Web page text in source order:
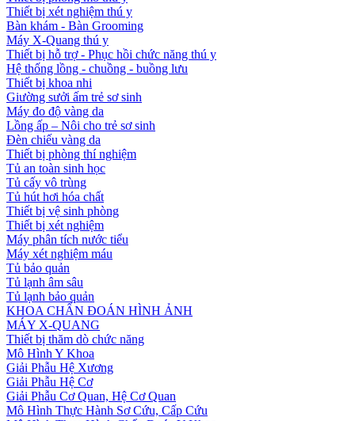
Thiết bị xét nghiệm thú y
Bàn khám - Bàn Grooming
Máy X-Quang thú y
Thiết bị hỗ trợ - Phục hồi chức năng thú y
Hệ thống lồng - chuồng - buồng lưu
Thiết bị khoa nhi
Giường sưởi ấm trẻ sơ sinh
Máy đo độ vàng da
Lồng ấp – Nôi cho trẻ sơ sinh
Đèn chiếu vàng da
Thiết bị phòng thí nghiệm
Tủ an toàn sinh học
Tủ cấy vô trùng
Tủ hút hơi hóa chất
Thiết bị vệ sinh phòng
Thiết bị xét nghiệm
Máy phân tích nước tiểu
Máy xét nghiệm máu
Tủ bảo quản
Tủ lạnh âm sâu
Tủ lạnh bảo quản
KHOA CHẨN ĐOÁN HÌNH ẢNH
MÁY X-QUANG
Thiết bị thăm dò chức năng
Mô Hình Y Khoa
Giải Phẫu Hệ Xương
Giải Phẫu Hệ Cơ
Giải Phẫu Cơ Quan, Hệ Cơ Quan
Mô Hình Thực Hành Sơ Cứu, Cấp Cứu